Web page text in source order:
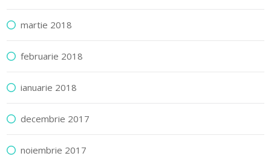
martie 2018
februarie 2018
ianuarie 2018
decembrie 2017
noiembrie 2017